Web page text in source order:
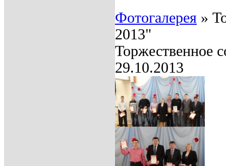
Фотогалерея »
2013"
Торжественное
29.10.2013